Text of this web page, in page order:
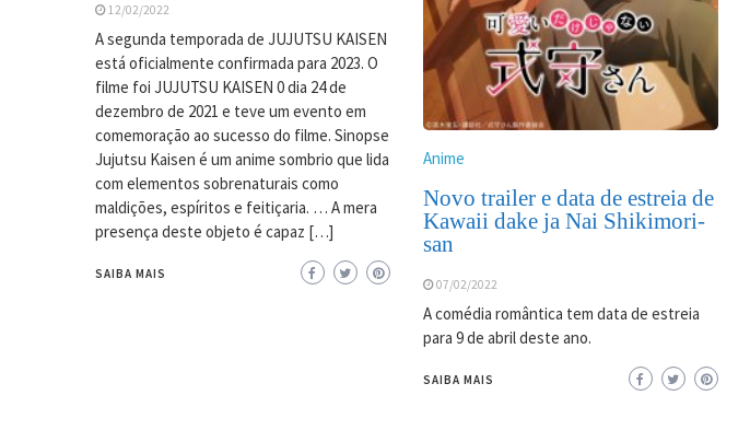
12/02/2022
A segunda temporada de JUJUTSU KAISEN
está oficialmente confirmada para 2023. O
filme foi JUJUTSU KAISEN 0 dia 24 de
dezembro de 2021 e teve um evento em
comemoração ao sucesso do filme. Sinopse
Jujutsu Kaisen é um anime sombrio que lida
com elementos sobrenaturais como
maldições, espíritos e feitiçaria. … A mera
presença deste objeto é capaz […]
SAIBA MAIS
Anime
Novo trailer e data de estreia de
Kawaii dake ja Nai Shikimori-
san
07/02/2022
A comédia romântica tem data de estreia
para 9 de abril deste ano.
SAIBA MAIS